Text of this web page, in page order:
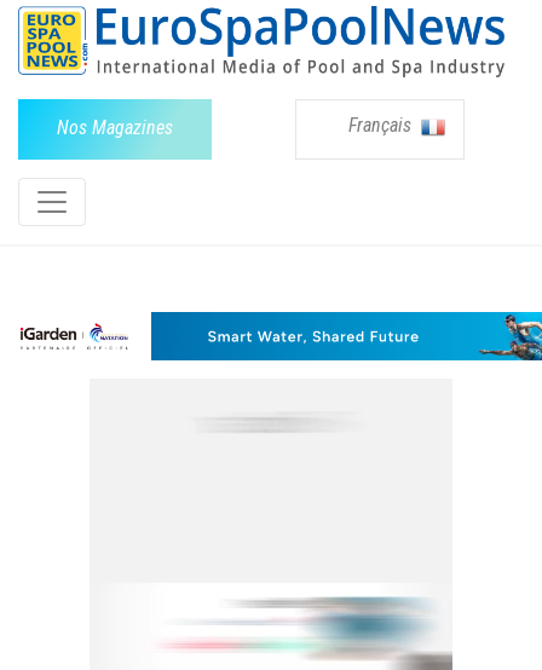
Nos Magazines Français